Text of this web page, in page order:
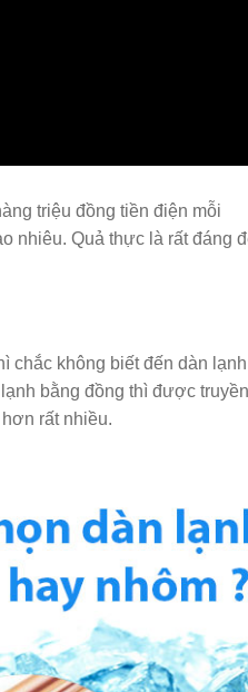
triệu đồng tiền điện mỗi
nhiêu. Quả thực là rất đáng
chắc không biết đến dàn
bằng đồng thì được truyền
rất nhiều.